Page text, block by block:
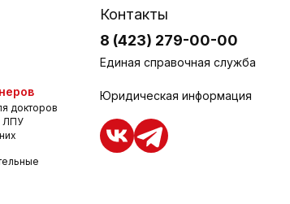
докторов
ЛПУ
Контакты
8 (423) 279-00-00
Единая справочная служба
Юридическая информация